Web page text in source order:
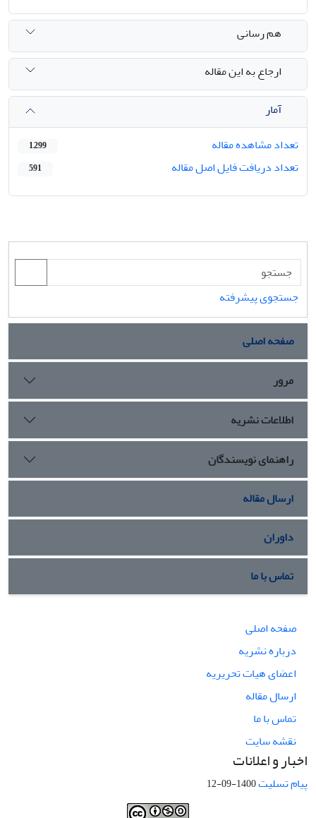
هم رسانی
ارجاع به این مقاله
آمار
تعداد مشاهده مقاله
1,299
تعداد دریافت فایل اصل مقاله 591
جستجوی پیشرفته
صفحه اصلی
مرور
اطلاعات نشریه
راهنمای نویسندگان
ارسال مقاله
داوران
تماس با ما
صفحه اصلی
درباره نشریه
اعضای هیات تحریریه
ارسال مقاله
تماس با ما
نقشه سایت
اخبار و اعلانات
پیام تسلیت1400-09-12